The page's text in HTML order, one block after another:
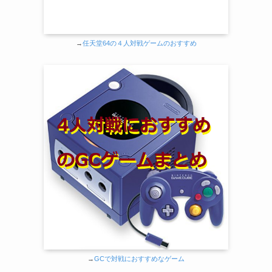
→任天堂64の４人対戦ゲームのおすすめ
→GCで対戦におすすめなゲーム